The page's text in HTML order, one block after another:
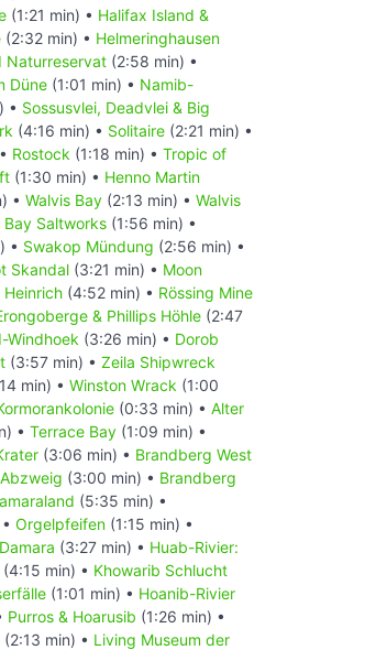
(1:21 min) • Halifax Island &
(2:32 min) • Helmeringhausen
Naturreservat (2:58 min) •
Düne (1:01 min) • Namib-
• Sossusvlei, Deadvlei & Big
(4:16 min) • Solitaire (2:21 min) •
Rostock (1:18 min) • Tropic of
(1:30 min) • Henno Martin
• Walvis Bay (2:13 min) • Walvis
Bay Saltworks (1:56 min) •
• Swakop Mündung (2:56 min) •
Skandal (3:21 min) • Moon
Heinrich (4:52 min) • Rössing Mine
& Phillips Höhle (2:47
Windhoek (3:26 min) • Dorob
(3:57 min) • Zeila Shipwreck
min) • Winston Wrack (1:00
(0:33 min) • Alter
• Terrace Bay (1:09 min) •
(3:06 min) • Brandberg West
(3:00 min) • Brandberg
(5:35 min) •
Orgelpfeifen (1:15 min) •
(3:27 min) • Huab-Rivier:
(4:15 min) • Khowarib Schlucht
(1:01 min) • Hoanib-Rivier
Purros & Hoarusib (1:26 min) •
(2:13 min) • Living Museum der